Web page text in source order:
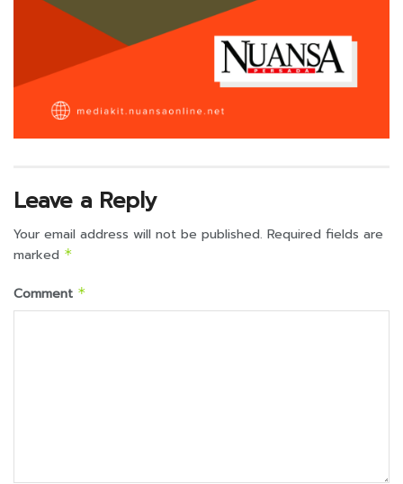
Leave a Reply
Your email address will not be published. Required fields are
marked *
Comment *